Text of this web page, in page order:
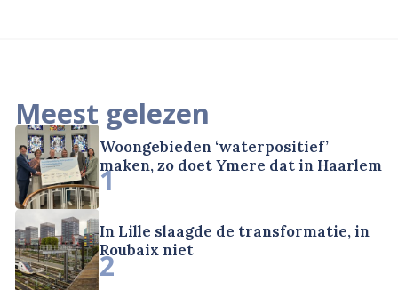
Meest gelezen
Woongebieden ‘waterpositief’
maken, zo doet Ymere dat in Haarlem
1
In Lille slaagde de transformatie, in
Roubaix niet
2